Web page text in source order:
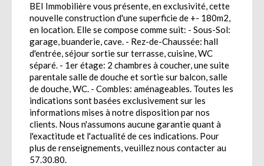
BEI Immobilière vous présente, en exclusivité, cette
nouvelle construction d'une superficie de +- 180m2,
en location. Elle se compose comme suit: - Sous-Sol:
garage, buanderie, cave. - Rez-de-Chaussée: hall
d'entrée, séjour sortie sur terrasse, cuisine, WC
séparé. - 1er étage: 2 chambres à coucher, une suite
parentale salle de douche et sortie sur balcon, salle
de douche, WC. - Combles: aménageables. Toutes les
indications sont basées exclusivement sur les
informations mises à notre disposition par nos
clients. Nous n'assumons aucune garantie quant à
l'exactitude et l'actualité de ces indications. Pour
plus de renseignements, veuillez nous contacter au
57.30.80.